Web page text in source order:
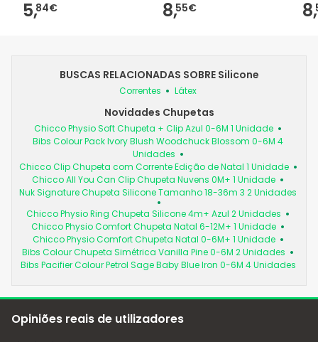
5,84€ 8,55€ 8,
BUSCAS RELACIONADAS SOBRE Silicone
Correntes Látex
Novidades Chupetas
Chicco Physio Soft Chupeta + Clip Azul 0-6M 1 Unidade
Bibs Colour Pack Ivory Blush Woodchuck Blossom 0-6M 4
Unidades
Chicco Clip Chupeta com Corrente Edição de Natal 1 Unidade
Chicco All You Can Clip Chupeta Nuvens 0M+ 1 Unidade
Nuk Signature Chupeta Silicone Tamanho 18-36m 3 2 Unidades
Chicco Physio Ring Chupeta Silicone 4m+ Azul 2 Unidades
Chicco Physio Comfort Chupeta Natal 6-12M+ 1 Unidade
Chicco Physio Comfort Chupeta Natal 0-6M+ 1 Unidade
Bibs Colour Chupeta Simétrica Vanilla Pine 0-6M 2 Unidades
Bibs Pacifier Colour Petrol Sage Baby Blue Iron 0-6M 4 Unidades
Opiniões reais de utilizadores